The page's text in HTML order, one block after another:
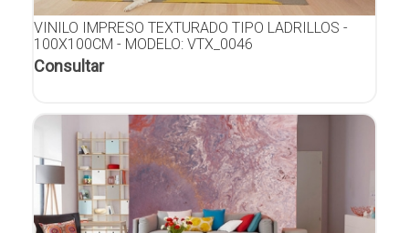
VINILO IMPRESO TEXTURADO TIPO LADRILLOS -
100X100CM - MODELO: VTX_0046
Consultar